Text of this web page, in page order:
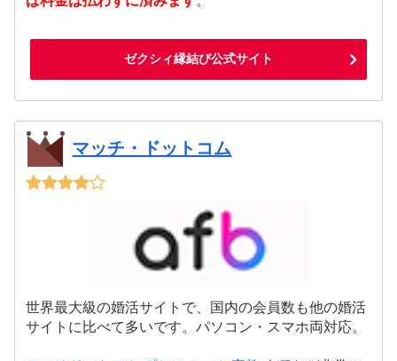
ゼクシィ縁結び公式サイト
マッチ・ドットコム
世界最大級の婚活サイトで、国内の会員数も他の婚活
サイトに比べて多いです。パソコン・スマホ両対応。